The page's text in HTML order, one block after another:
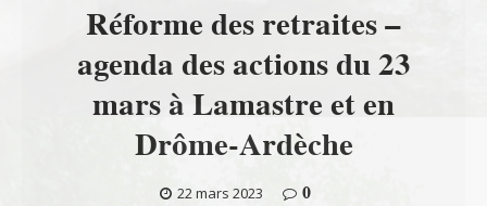
Réforme des retraites –
agenda des actions du 23
mars à Lamastre et en
Drôme-Ardèche
22 mars 2023
0